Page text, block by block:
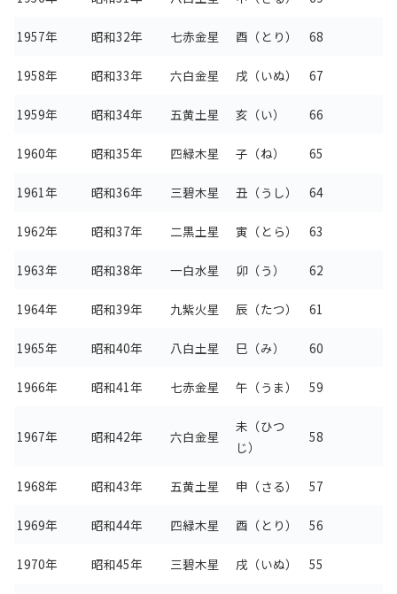
1957年 昭和32年 七赤金星 酉（とり） 68
1958年 昭和33年 六白金星 戌（いぬ） 67
1959年 昭和34年 五黄土星 亥（い） 66
1960年 昭和35年 四緑木星 子（ね） 65
1961年 昭和36年 三碧木星 丑（うし） 64
1962年 昭和37年 二黒土星 寅（とら） 63
1963年 昭和38年 一白水星 卯（う） 62
1964年 昭和39年 九紫火星 辰（たつ） 61
1965年 昭和40年 八白土星 巳（み） 60
1966年 昭和41年 七赤金星 午（うま） 59
1967年 昭和42年 六白金星
未（ひつ
じ）
58
1968年 昭和43年 五黄土星 申（さる） 57
1969年 昭和44年 四緑木星 酉（とり） 56
1970年 昭和45年 三碧木星 戌（いぬ） 55